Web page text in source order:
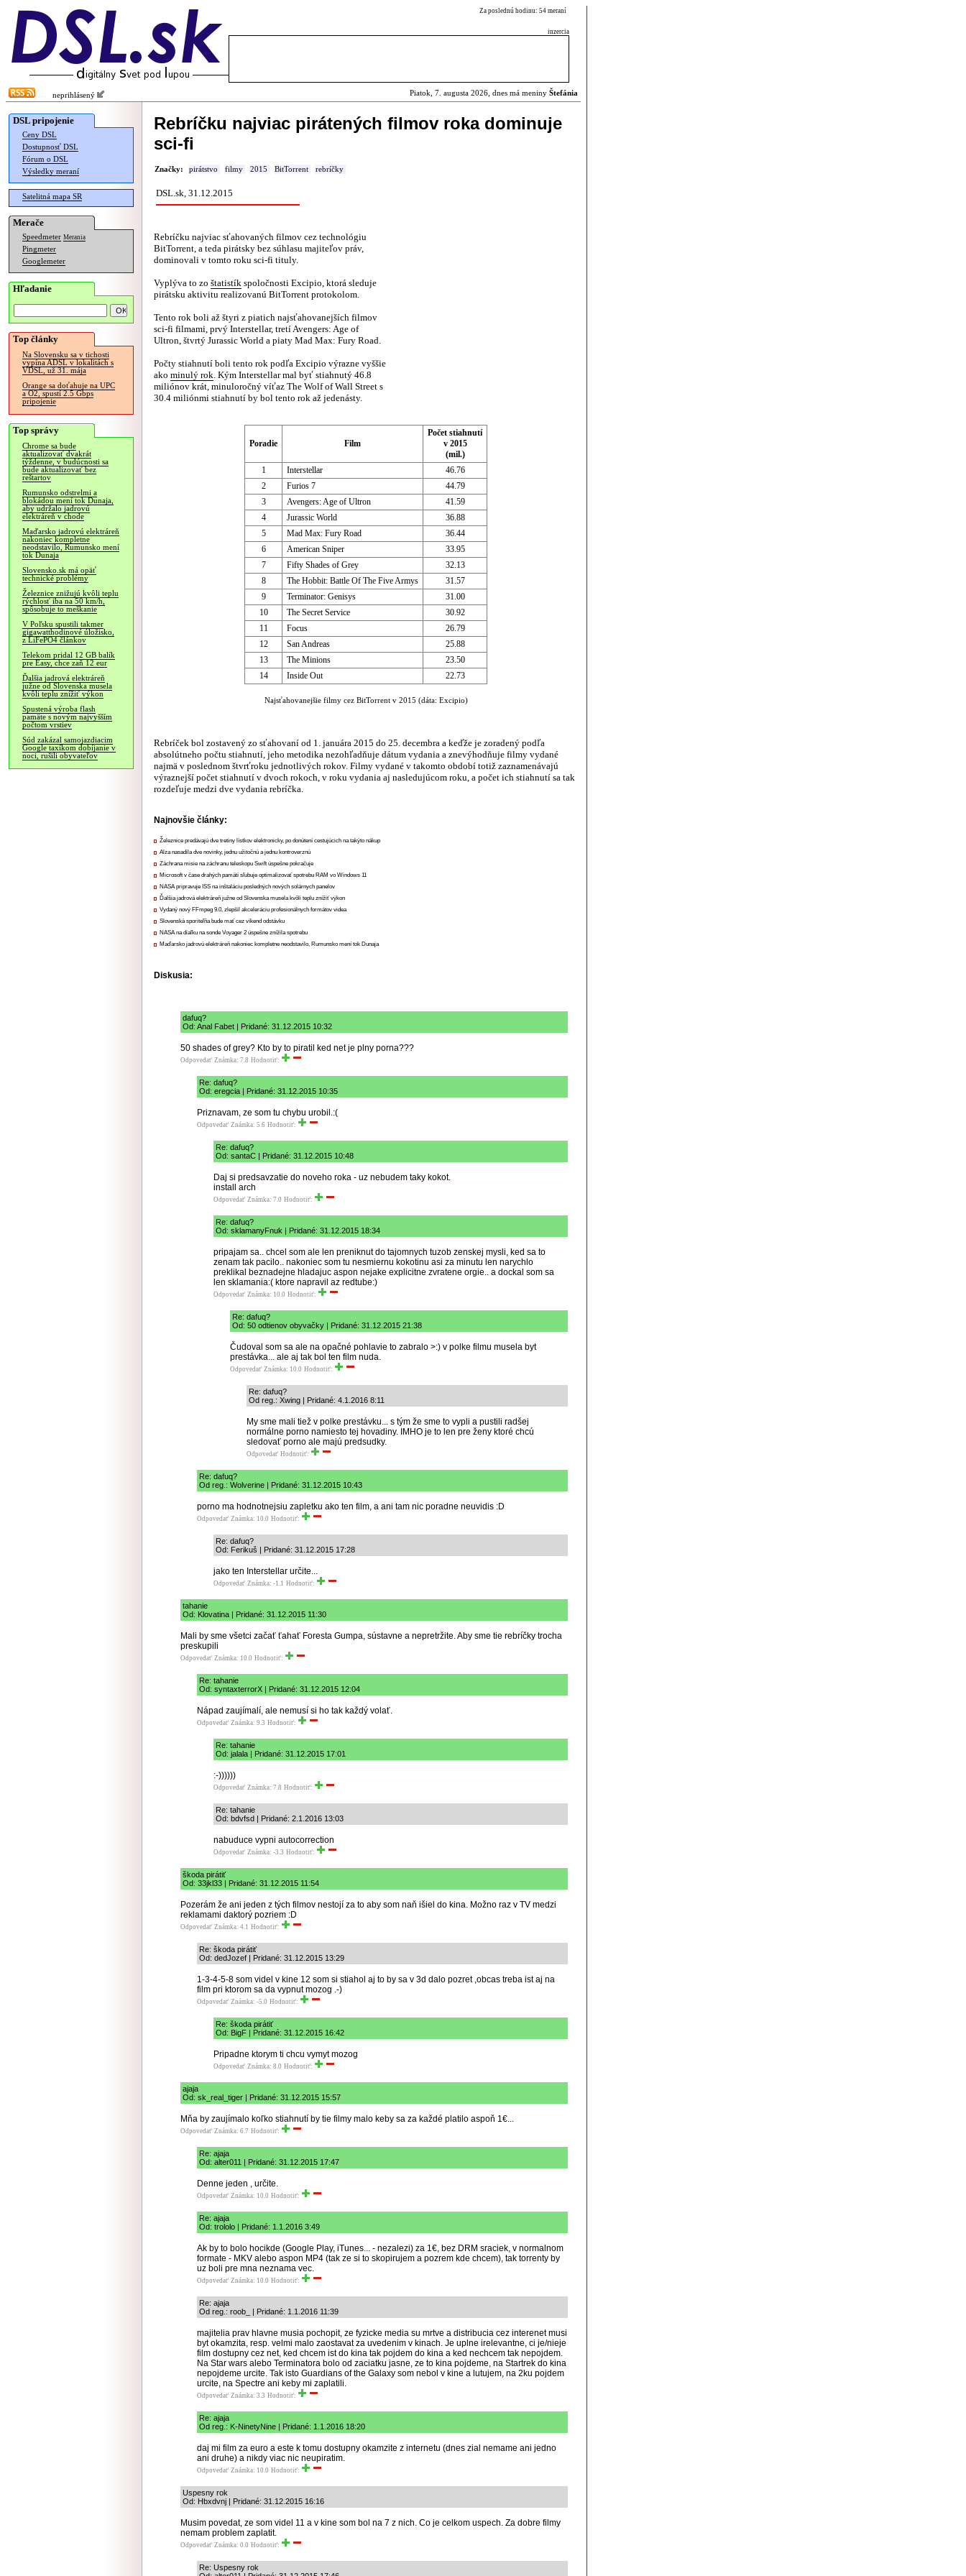
Za poslednú hodinu: 54 meraní
inzercia
neprihlásený Piatok, 7. augusta 2026, dnes má meniny Štefánia
DSL pripojenie
Ceny DSL
Dostupnosť DSL
Fórum o DSL
Výsledky meraní
Satelitná mapa SR
Merače
Speedmeter Merania
Pingmeter
Googlemeter
Hľadanie
Top články
Na Slovensku sa v tichosti
vypína ADSL v lokalitách s
VDSL, už 31. mája
Orange sa doťahuje na UPC
a O2, spustí 2.5 Gbps
pripojenie
Top správy
Chrome sa bude
aktualizovať dvakrát
týždenne, v budúcnosti sa
bude aktualizovať bez
reštartov
Rumunsko odstrelmi a
blokádou mení tok Dunaja,
aby udržalo jadrovú
elektráreň v chode
Maďarsko jadrovú elektráreň
nakoniec kompletne
neodstavilo, Rumunsko mení
tok Dunaja
Slovensko.sk má opäť
technické problémy
Železnice znižujú kvôli teplu
rýchlosť iba na 50 km/h,
spôsobuje to meškanie
V Poľsku spustili takmer
gigawatthodinové úložisko,
z LiFePO4 článkov
Telekom pridal 12 GB balík
pre Easy, chce zaň 12 eur
Ďalšia jadrová elektráreň
južne od Slovenska musela
kvôli teplu znížiť výkon
Spustená výroba flash
pamäte s novým najvyšším
počtom vrstiev
Súd zakázal samojazdiacim
Google taxíkom dobíjanie v
noci, rušili obyvateľov
Rebríčku najviac pirátených filmov roka dominuje
sci-fi
Značky: pirátstvo filmy 2015 BitTorrent rebríčky
DSL.sk, 31.12.2015
Rebríčku najviac sťahovaných filmov cez technológiu
BitTorrent, a teda pirátsky bez súhlasu majiteľov práv,
dominovali v tomto roku sci-fi tituly.
Vyplýva to zo štatistík spoločnosti Excipio, ktorá sleduje
pirátsku aktivitu realizovanú BitTorrent protokolom.
Tento rok boli až štyri z piatich najsťahovanejších filmov
sci-fi filmami, prvý Interstellar, tretí Avengers: Age of
Ultron, štvrtý Jurassic World a piaty Mad Max: Fury Road.
Počty stiahnutí boli tento rok podľa Excipio výrazne vyššie
ako minulý rok. Kým Interstellar mal byť stiahnutý 46.8
miliónov krát, minuloročný víťaz The Wolf of Wall Street s
30.4 miliónmi stiahnutí by bol tento rok až jedenásty.
Poradie Film
Počet stiahnutí
v 2015
(mil.)
1
Interstellar
46.76
2
Furios 7
44.79
3
Avengers: Age of Ultron
41.59
4
Jurassic World
36.88
5
Mad Max: Fury Road
36.44
6
American Sniper
33.95
7
Fifty Shades of Grey
32.13
8
The Hobbit: Battle Of The Five Armys
31.57
9
Terminator: Genisys
31.00
10
The Secret Service
30.92
11
Focus
26.79
12
San Andreas
25.88
13
The Minions
23.50
14
Inside Out 22.73
Najsťahovanejšie filmy cez BitTorrent v 2015 (dáta: Excipio)
Rebríček bol zostavený zo sťahovaní od 1. januára 2015 do 25. decembra a keďže je zoradený podľa
absolútneho počtu stiahnutí, jeho metodika nezohľadňuje dátum vydania a znevýhodňuje filmy vydané
najmä v poslednom štvrťroku jednotlivých rokov. Filmy vydané v takomto období totiž zaznamenávajú
výraznejší počet stiahnutí v dvoch rokoch, v roku vydania aj nasledujúcom roku, a počet ich stiahnutí sa tak
rozdeľuje medzi dve vydania rebríčka.
Najnovšie články:
Železnice predávajú dve tretiny lístkov elektronicky, po donútení cestujúcich na takýto nákup
Alza nasadila dve novinky, jednu užitočnú a jednu kontroverznú
Záchrana misie na záchranu teleskopu Swift úspešne pokračuje
Microsoft v čase drahých pamätí sľubuje optimalizovať spotrebu RAM vo Windows 11
NASA pripravuje ISS na inštaláciu posledných nových solárnych panelov
Ďalšia jadrová elektráreň južne od Slovenska musela kvôli teplu znížiť výkon
Vydaný nový FFmpeg 9.0, zlepšil akceleráciu profesionálnych formátov videa
Slovenská sporiteľňa bude mať cez víkend odstávku
NASA na diaľku na sonde Voyager 2 úspešne znížila spotrebu
Maďarsko jadrovú elektráreň nakoniec kompletne neodstavilo, Rumunsko mení tok Dunaja
Diskusia:
dafuq?
Od: Anal Fabet | Pridané: 31.12.2015 10:32
50 shades of grey? Kto by to piratil ked net je plny porna???
Odpovedať Známka: 7.8 Hodnotiť:
Re: dafuq?
Od: eregcia | Pridané: 31.12.2015 10:35
Priznavam, ze som tu chybu urobil.:(
Odpovedať Známka: 5.6 Hodnotiť:
Re: dafuq?
Od: santaC | Pridané: 31.12.2015 10:48
Daj si predsavzatie do noveho roka - uz nebudem taky kokot.
install arch
Odpovedať Známka: 7.0 Hodnotiť:
Re: dafuq?
Od: sklamanyFnuk | Pridané: 31.12.2015 18:34
pripajam sa.. chcel som ale len preniknut do tajomnych tuzob zenskej mysli, ked sa to
zenam tak pacilo.. nakoniec som tu nesmiernu kokotinu asi za minutu len narychlo
preklikal beznadejne hladajuc aspon nejake explicitne zvratene orgie.. a dockal som sa
len sklamania:( ktore napravil az redtube:)
Odpovedať Známka: 10.0 Hodnotiť:
Re: dafuq?
Od: 50 odtienov obyvačky | Pridané: 31.12.2015 21:38
Čudoval som sa ale na opačné pohlavie to zabralo >:) v polke filmu musela byt
prestávka... ale aj tak bol ten film nuda.
Odpovedať Známka: 10.0 Hodnotiť:
Re: dafuq?
Od reg.: Xwing | Pridané: 4.1.2016 8:11
My sme mali tiež v polke prestávku... s tým že sme to vypli a pustili radšej
normálne porno namiesto tej hovadiny. IMHO je to len pre ženy ktoré chcú
sledovať porno ale majú predsudky.
Odpovedať Hodnotiť:
Re: dafuq?
Od reg.: Wolverine | Pridané: 31.12.2015 10:43
porno ma hodnotnejsiu zapletku ako ten film, a ani tam nic poradne neuvidis :D
Odpovedať Známka: 10.0 Hodnotiť:
Re: dafuq?
Od: Ferikuš | Pridané: 31.12.2015 17:28
jako ten Interstellar určite...
Odpovedať Známka: -1.1 Hodnotiť:
tahanie
Od: Klovatina | Pridané: 31.12.2015 11:30
Mali by sme všetci začať ťahať Foresta Gumpa, sústavne a nepretržite. Aby sme tie rebríčky trocha
preskupili
Odpovedať Známka: 10.0 Hodnotiť:
Re: tahanie
Od: syntaxterrorX | Pridané: 31.12.2015 12:04
Nápad zaujímalí, ale nemusí si ho tak každý volať.
Odpovedať Známka: 9.3 Hodnotiť:
Re: tahanie
Od: jalala | Pridané: 31.12.2015 17:01
:-))))))
Odpovedať Známka: 7.8 Hodnotiť:
Re: tahanie
Od: bdvfsd | Pridané: 2.1.2016 13:03
nabuduce vypni autocorrection
Odpovedať Známka: -3.3 Hodnotiť:
škoda pirátiť
Od: 33jkl33 | Pridané: 31.12.2015 11:54
Pozerám že ani jeden z tých filmov nestojí za to aby som naň išiel do kina. Možno raz v TV medzi
reklamami daktorý pozriem :D
Odpovedať Známka: 4.1 Hodnotiť:
Re: škoda pirátiť
Od: dedJozef | Pridané: 31.12.2015 13:29
1-3-4-5-8 som videl v kine 12 som si stiahol aj to by sa v 3d dalo pozret ,obcas treba ist aj na
film pri ktorom sa da vypnut mozog .-)
Odpovedať Známka: -5.0 Hodnotiť:
Re: škoda pirátiť
Od: BigF | Pridané: 31.12.2015 16:42
Pripadne ktorym ti chcu vymyt mozog
Odpovedať Známka: 8.0 Hodnotiť:
ajaja
Od: sk_real_tiger | Pridané: 31.12.2015 15:57
Mňa by zaujímalo koľko stiahnutí by tie filmy malo keby sa za každé platilo aspoň 1€...
Odpovedať Známka: 6.7 Hodnotiť:
Re: ajaja
Od: alter011 | Pridané: 31.12.2015 17:47
Denne jeden , určite.
Odpovedať Známka: 10.0 Hodnotiť:
Re: ajaja
Od: trololo | Pridané: 1.1.2016 3:49
Ak by to bolo hocikde (Google Play, iTunes... - nezalezi) za 1€, bez DRM sraciek, v normalnom
formate - MKV alebo aspon MP4 (tak ze si to skopirujem a pozrem kde chcem), tak torrenty by
uz boli pre mna neznama vec.
Odpovedať Známka: 10.0 Hodnotiť:
Re: ajaja
Od reg.: roob_ | Pridané: 1.1.2016 11:39
majitelia prav hlavne musia pochopit, ze fyzicke media su mrtve a distribucia cez interenet musi
byt okamzita, resp. velmi malo zaostavat za uvedenim v kinach. Je uplne irelevantne, ci je/nieje
film dostupny cez net, ked chcem ist do kina tak pojdem do kina a ked nechcem tak nepojdem.
Na Star wars alebo Terminatora bolo od zaciatku jasne, ze to kina pojdeme, na Startrek do kina
nepojdeme urcite. Tak isto Guardians of the Galaxy som nebol v kine a lutujem, na 2ku pojdem
urcite, na Spectre ani keby mi zaplatili.
Odpovedať Známka: 3.3 Hodnotiť:
Re: ajaja
Od reg.: K-NinetyNine | Pridané: 1.1.2016 18:20
daj mi film za euro a este k tomu dostupny okamzite z internetu (dnes zial nemame ani jedno
ani druhe) a nikdy viac nic neupiratim.
Odpovedať Známka: 10.0 Hodnotiť:
Uspesny rok
Od: Hbxdvnj | Pridané: 31.12.2015 16:16
Musim povedat, ze som videl 11 a v kine som bol na 7 z nich. Co je celkom uspech. Za dobre filmy
nemam problem zaplatit.
Odpovedať Známka: 0.0 Hodnotiť:
Re: Uspesny rok